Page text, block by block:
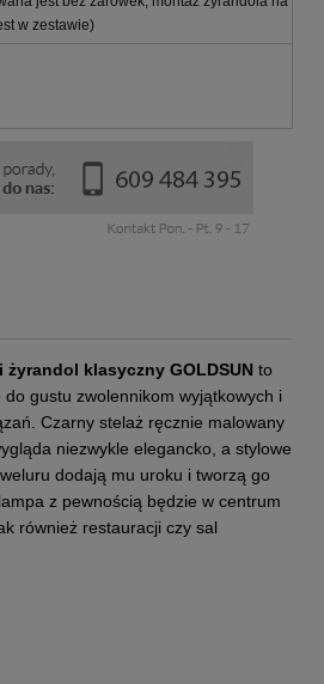
w zestawie)
klasyczny GOLDSUN to
gustu zwolennikom wyjątkowych i
Czarny stelaż ręcznie malowany
niezwykle elegancko, a stylowe
dodają mu uroku i tworzą go
z pewnością będzie w centrum
również restauracji czy sal